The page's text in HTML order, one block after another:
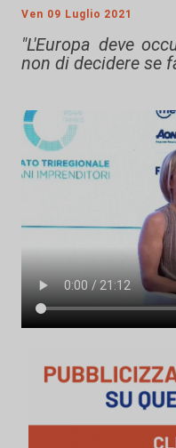
Ven 09 Luglio 2021
"L'Europa deve
non di decidere se